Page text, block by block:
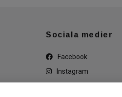
Sociala medier
Facebook
Instagram